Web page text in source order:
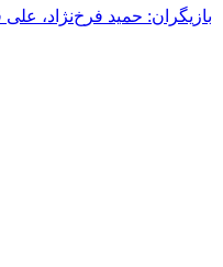
بازیگران: حمید فرخ‌نژاد، علی